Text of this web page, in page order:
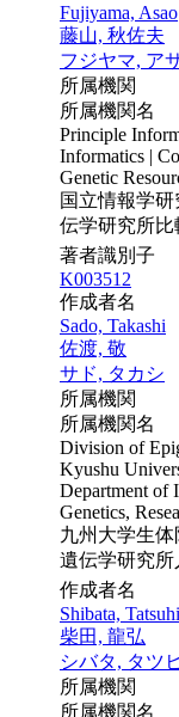
Fujiyama, Asao
藤山, 秋佐夫
フジヤマ, ア
所属機関
所属機関名
Principle
Informatics |
Genetic
国立情報学
伝学研究所
著者識別子
K003512
作成者名
Sado, Takashi
佐渡, 敬
サド, タカシ
所属機関
所属機関名
Division of
Kyushu
Department of
Genetics,
九州大学生
遺伝学研究所
作成者名
Shibata,
柴田, 龍弘
シバタ, タツ
所属機関
所属機関名